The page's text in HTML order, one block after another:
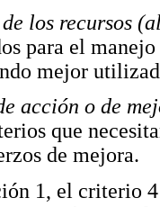
los recursos
para el
mejor
acción o de
que
de mejora.
1, el criterio